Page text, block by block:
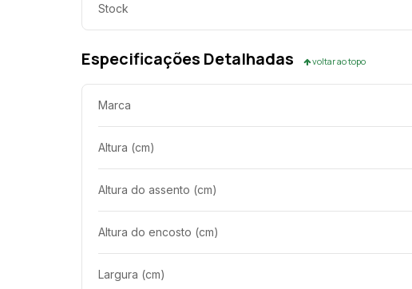
Stock
Especificações Detalhadas voltar ao topo
Marca
Altura (cm)
Altura do assento (cm)
Altura do encosto (cm)
Largura (cm)